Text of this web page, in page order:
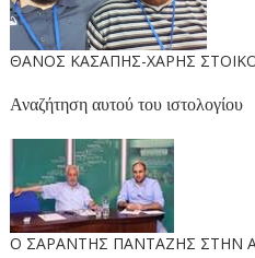
ΘΑΝΟΣ ΚΑΣΑΠΗΣ-ΧΑΡΗΣ
Αναζήτηση αυτού του ιστολογίου
O ΣΑΡΑΝΤΗΣ ΠΑΝΤΑΖΗΣ ΣΤΗΝ